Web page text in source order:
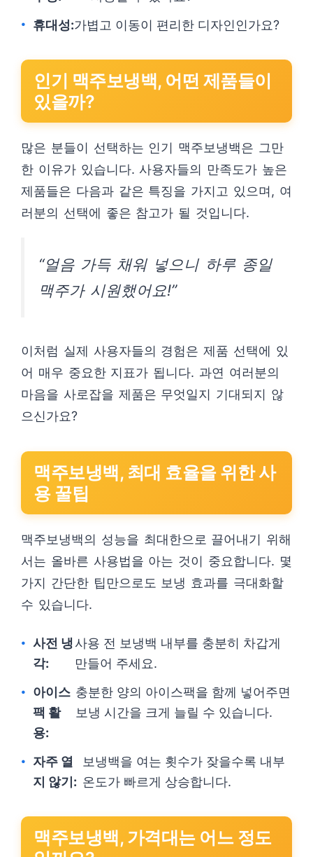
휴대성:가볍고 이동이 편리한 디자인인가요?
인기 맥주보냉백, 어떤 제품들이
있을까?
많은 분들이 선택하는 인기 맥주보냉백은 그만
한 이유가 있습니다. 사용자들의 만족도가 높은
제품들은 다음과 같은 특징을 가지고 있으며, 여
러분의 선택에 좋은 참고가 될 것입니다.
“얼음 가득 채워 넣으니 하루 종일
맥주가 시원했어요!”
이처럼 실제 사용자들의 경험은 제품 선택에 있
어 매우 중요한 지표가 됩니다. 과연 여러분의
마음을 사로잡을 제품은 무엇일지 기대되지 않
으신가요?
맥주보냉백, 최대 효율을 위한 사
용 꿀팁
맥주보냉백의 성능을 최대한으로 끌어내기 위해
서는 올바른 사용법을 아는 것이 중요합니다. 몇
가지 간단한 팁만으로도 보냉 효과를 극대화할
수 있습니다.
사전 냉
각:
사용 전 보냉백 내부를 충분히 차갑게
만들어 주세요.
아이스
팩 활
용:
충분한 양의 아이스팩을 함께 넣어주면
보냉 시간을 크게 늘릴 수 있습니다.
자주 열
지 않기:
보냉백을 여는 횟수가 잦을수록 내부
온도가 빠르게 상승합니다.
맥주보냉백, 가격대는 어느 정도